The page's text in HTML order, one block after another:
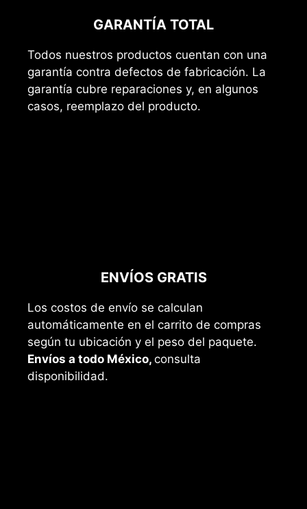
GARANTÍA TOTAL
Todos nuestros productos cuentan con una
garantía contra defectos de fabricación. La
garantía cubre reparaciones y, en algunos
casos, reemplazo del producto.
ENVÍOS GRATIS
Los costos de envío se calculan
automáticamente en el carrito de compras
según tu ubicación y el peso del paquete.
Envíos a todo México, consulta
disponibilidad.